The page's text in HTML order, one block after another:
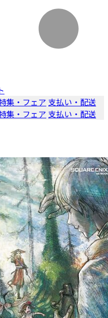
集・フェア 支払い・配送
集・フェア 支払い・配送